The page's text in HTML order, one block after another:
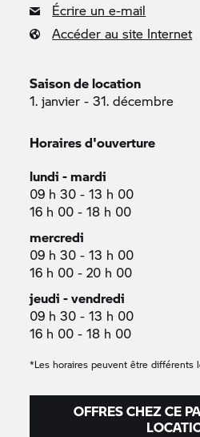
Écrire un e-mail
Accéder au site Internet
Saison de location
1. janvier - 31. décembre
Horaires d'ouverture
lundi - mardi
09 h 30 - 13 h 00
16 h 00 - 18 h 00
mercredi
09 h 30 - 13 h 00
16 h 00 - 20 h 00
jeudi - vendredi
09 h 30 - 13 h 00
16 h 00 - 18 h 00
*Les horaires peuvent être différents
OFFRES CHEZ CE